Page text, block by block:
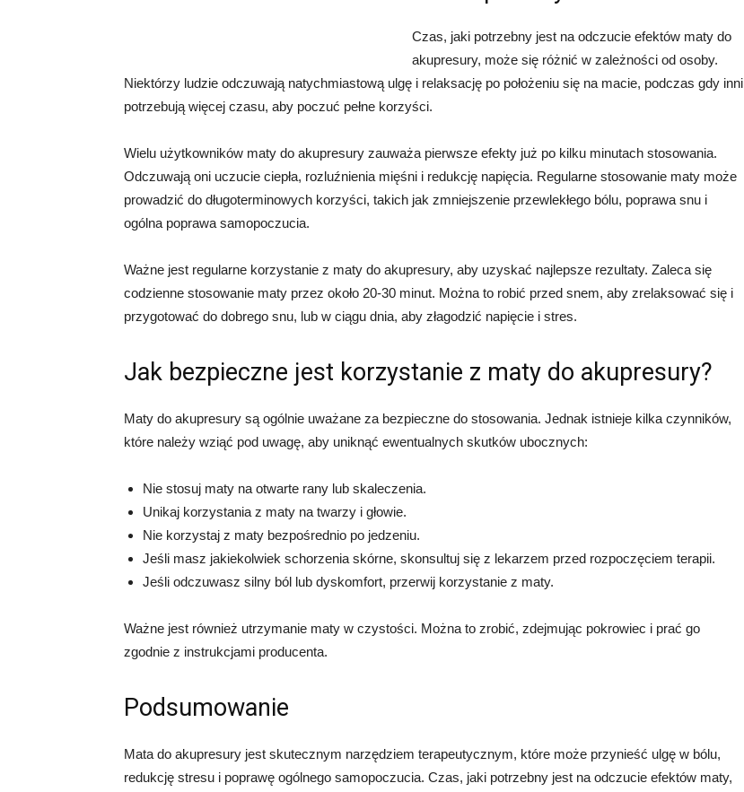
Czas, jaki potrzebny jest na odczucie efektów maty do
akupresury, może się różnić w zależności od osoby.
Niektórzy ludzie odczuwają natychmiastową ulgę i relaksację po położeniu się na macie, podczas gdy inni
potrzebują więcej czasu, aby poczuć pełne korzyści.
Wielu użytkowników maty do akupresury zauważa pierwsze efekty już po kilku minutach stosowania.
Odczuwają oni uczucie ciepła, rozluźnienia mięśni i redukcję napięcia. Regularne stosowanie maty może
prowadzić do długoterminowych korzyści, takich jak zmniejszenie przewlekłego bólu, poprawa snu i
ogólna poprawa samopoczucia.
Ważne jest regularne korzystanie z maty do akupresury, aby uzyskać najlepsze rezultaty. Zaleca się
codzienne stosowanie maty przez około 20-30 minut. Można to robić przed snem, aby zrelaksować się i
przygotować do dobrego snu, lub w ciągu dnia, aby złagodzić napięcie i stres.
Jak bezpieczne jest korzystanie z maty do akupresury?
Maty do akupresury są ogólnie uważane za bezpieczne do stosowania. Jednak istnieje kilka czynników,
które należy wziąć pod uwagę, aby uniknąć ewentualnych skutków ubocznych:
Nie stosuj maty na otwarte rany lub skaleczenia.
Unikaj korzystania z maty na twarzy i głowie.
Nie korzystaj z maty bezpośrednio po jedzeniu.
Jeśli masz jakiekolwiek schorzenia skórne, skonsultuj się z lekarzem przed rozpoczęciem terapii.
Jeśli odczuwasz silny ból lub dyskomfort, przerwij korzystanie z maty.
Ważne jest również utrzymanie maty w czystości. Można to zrobić, zdejmując pokrowiec i prać go
zgodnie z instrukcjami producenta.
Podsumowanie
Mata do akupresury jest skutecznym narzędziem terapeutycznym, które może przynieść ulgę w bólu,
redukcję stresu i poprawę ogólnego samopoczucia. Czas, jaki potrzebny jest na odczucie efektów maty,